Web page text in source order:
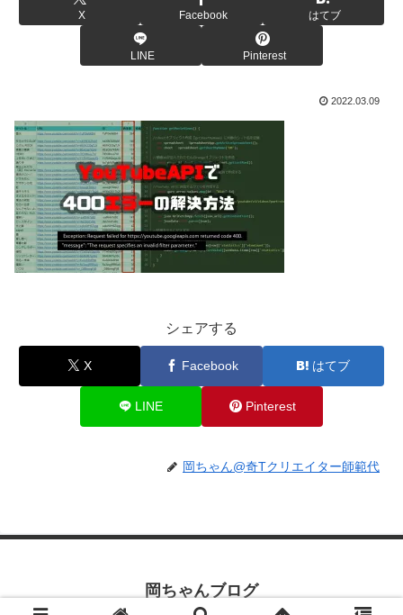
X Facebook はてブ
LINE Pinterest
2022.03.09
シェアする
X Facebook はてブ
LINE Pinterest
岡ちゃん@奇Tクリエイター師範代
岡ちゃんブログ